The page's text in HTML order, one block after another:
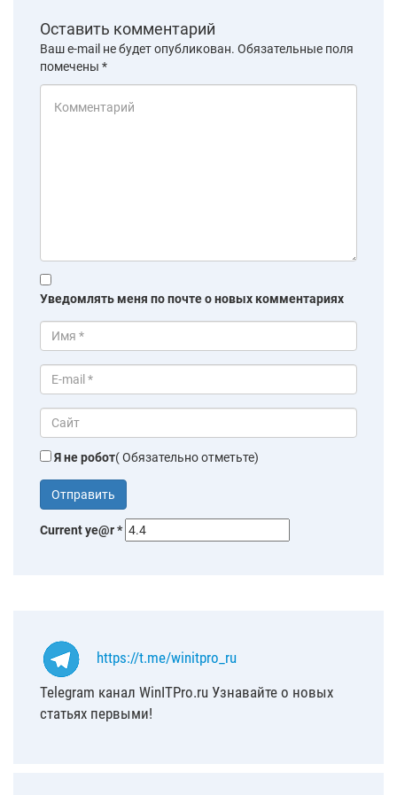
Оставить комментарий
Ваш e-mail не будет опубликован. Обязательные поля
помечены *
Уведомлять меня по почте о новых комментариях
Я не робот( Обязательно отметьте)
Current ye@r*
https://t.me/winitpro_ru
Telegram канал WinITPro.ru Узнавайте о новых
статьях первыми!